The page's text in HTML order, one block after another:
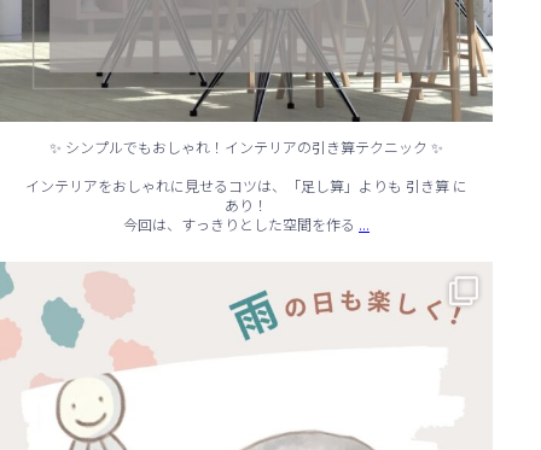
✨ シンプルでもおしゃれ！インテリアの引き算テクニック ✨
インテリアをおしゃれに見せるコツは、「足し算」よりも 引き算 に
あり！
今回は、すっきりとした空間を作る ...
☔ 雨の日でも快適に！室内でできる遊びアイデア 🌈
...